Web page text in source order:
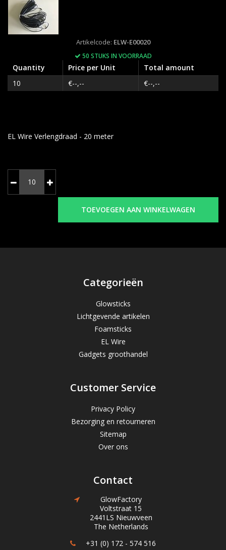
Artikelcode: ELW-E00020
50 STUKS IN VOORRAAD
Quantity Price per Unit
Total amount
10
€--,-- €--,--
EL Wire Verlengdraad - 20 meter
TOEVOEGEN AAN WINKELWAGEN
Categorieën
Glowsticks
Lichtgevende artikelen
Foamsticks
EL Wire
Gadgets groothandel
Customer Service
Privacy Policy
Bezorging en retourneren
Sitemap
Over ons
Contact
GlowFactory
Voltstraat 15
2441LS Nieuwveen
The Netherlands
+31 (0) 172 - 574 516